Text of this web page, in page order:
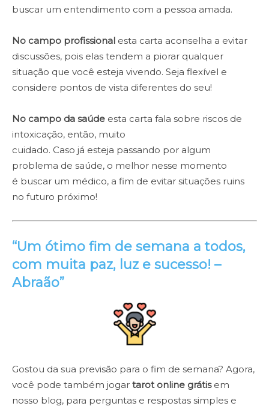
buscar um entendimento com a pessoa amada.
No campo profissional esta carta aconselha a evitar
discussões, pois elas tendem a piorar qualquer
situação que você esteja vivendo. Seja flexível e
considere pontos de vista diferentes do seu!
No campo da saúde esta carta fala sobre riscos de
intoxicação, então, muito
cuidado. Caso já esteja passando por algum
problema de saúde, o melhor nesse momento
é buscar um médico, a fim de evitar situações ruins
no futuro próximo!
“Um ótimo fim de semana a todos,
com muita paz, luz e sucesso! –
Abraão”
Gostou da sua previsão para o fim de semana? Agora,
você pode também jogar tarot online grátisem
nosso blog, para perguntas e respostas simples e